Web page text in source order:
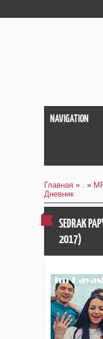
NAVIGATION
Главная » . »
Дневник
SEDRAK
2017)